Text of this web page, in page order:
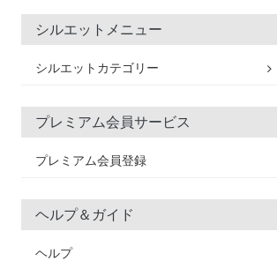
シルエットメニュー
シルエットカテゴリー
プレミアム会員サービス
プレミアム会員登録
ヘルプ＆ガイド
ヘルプ